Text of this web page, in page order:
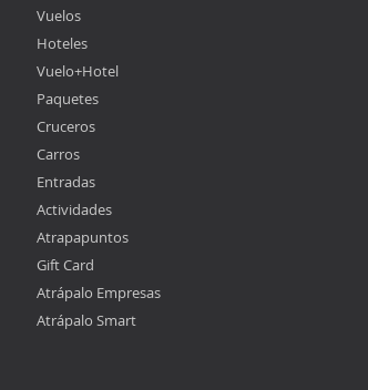
Vuelos
Hoteles
Vuelo+Hotel
Paquetes
Cruceros
Carros
Entradas
Actividades
Atrapapuntos
Gift Card
Atrápalo Empresas
Atrápalo Smart